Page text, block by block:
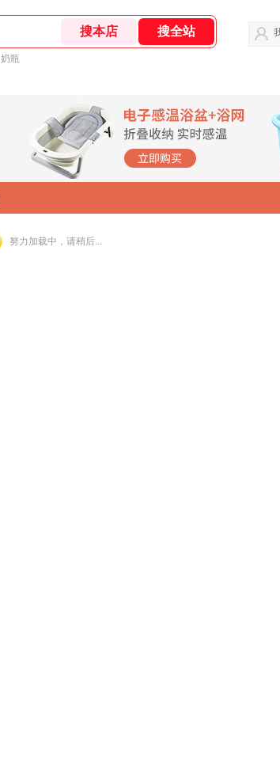
奶瓶
努力加载中，请稍后...